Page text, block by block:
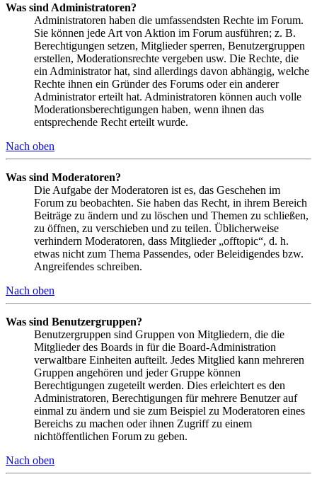
Was sind Administratoren?
Administratoren haben die umfassendsten Rechte im Forum.
Sie können jede Art von Aktion im Forum ausführen; z. B.
Berechtigungen setzen, Mitglieder sperren, Benutzergruppen
erstellen, Moderationsrechte vergeben usw. Die Rechte, die
ein Administrator hat, sind allerdings davon abhängig, welche
Rechte ihnen ein Gründer des Forums oder ein anderer
Administrator erteilt hat. Administratoren können auch volle
Moderationsberechtigungen haben, wenn ihnen das
entsprechende Recht erteilt wurde.
Nach oben
Was sind Moderatoren?
Die Aufgabe der Moderatoren ist es, das Geschehen im
Forum zu beobachten. Sie haben das Recht, in ihrem Bereich
Beiträge zu ändern und zu löschen und Themen zu schließen,
zu öffnen, zu verschieben und zu teilen. Üblicherweise
verhindern Moderatoren, dass Mitglieder „offtopic“, d. h.
etwas nicht zum Thema Passendes, oder Beleidigendes bzw.
Angreifendes schreiben.
Nach oben
Was sind Benutzergruppen?
Benutzergruppen sind Gruppen von Mitgliedern, die die
Mitglieder des Boards in für die Board-Administration
verwaltbare Einheiten aufteilt. Jedes Mitglied kann mehreren
Gruppen angehören und jeder Gruppe können
Berechtigungen zugeteilt werden. Dies erleichtert es den
Administratoren, Berechtigungen für mehrere Benutzer auf
einmal zu ändern und sie zum Beispiel zu Moderatoren eines
Bereichs zu machen oder ihnen Zugriff zu einem
nichtöffentlichen Forum zu geben.
Nach oben